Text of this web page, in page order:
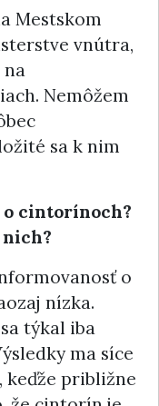
Mestskom
vnútra,
na
Nemôžem
sa k nim
o cintorínoch?
nich?
o
nízka.
týkal iba
ma síce
keďže približne